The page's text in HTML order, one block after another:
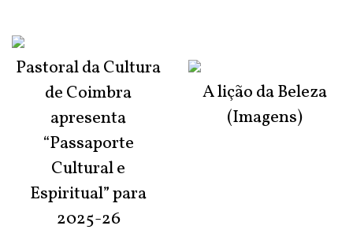
Pastoral da Cultura
de Coimbra
apresenta
“Passaporte
Cultural e
Espiritual” para
2025-26
A lição da Beleza
(Imagens)